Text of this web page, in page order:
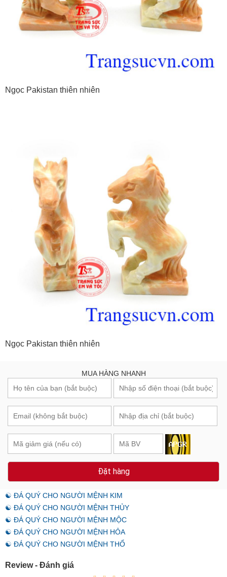
Ngọc Pakistan thiên nhiên
Ngọc Pakistan thiên nhiên
MUA HÀNG NHANH
Đặt hàng
☯ ĐÁ QUÝ CHO NGƯỜI MỆNH KIM
☯ ĐÁ QUÝ CHO NGƯỜI MỆNH THỦY
☯ ĐÁ QUÝ CHO NGƯỜI MỆNH MỘC
☯ ĐÁ QUÝ CHO NGƯỜI MỆNH HỎA
☯ ĐÁ QUÝ CHO NGƯỜI MỆNH THỔ
Review - Đánh giá